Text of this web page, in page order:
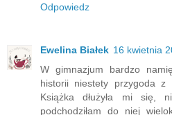
Odpowiedz
Ewelina Białek 16 kwietnia
W gimnazjum bardzo
historii niestety przygoda z
Książka dłużyła mi się,
podchodziłam do niej